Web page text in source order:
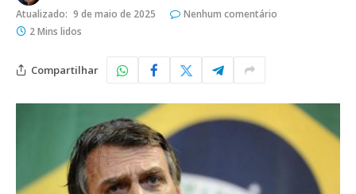
Atualizado: 9 de maio de 2025
Nenhum comentário
2 Mins lidos
Compartilhar